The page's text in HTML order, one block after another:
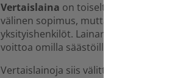
Vertaislaina on toiselta
välinen sopimus, mutta yleensä sillä
yksityishenkilöt. Lainarahat tulevat
voittoa omilla säästöillään.
Vertaislainoja siis välittävät yleensä